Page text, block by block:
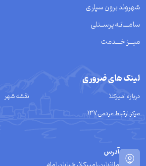
شهروند برون سپاری
سامـــانـه پرســنلی
میـــز خـــدمت
لینک های ضروری
درباره امیرکلا
نقشه شهر
مرکز ارتباط مردمی137
آدرس